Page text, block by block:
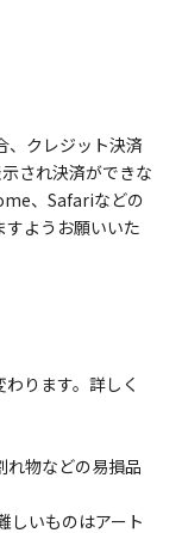
クレジット決済
され決済ができな
、Safariなどの
すようお願いいた
ります。詳しく
れ物などの易損品
しいものはアート